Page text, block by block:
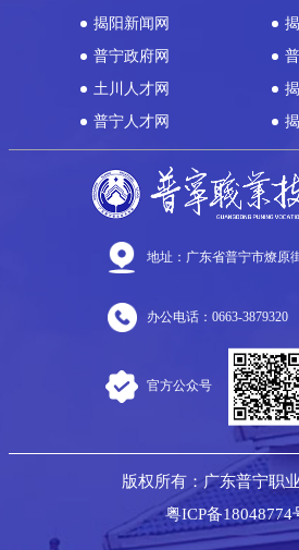
揭阳新闻网
普宁政府网
土川人才网
普宁人才网
地址：广东省普宁市燎原
办公电话：0663-3879320
官方公众号
版权所有：广东普宁职
粤ICP备18048774